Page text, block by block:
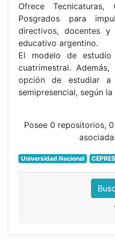
Ofrece
Posgrados para
directivos, docentes y
educativo argentino.
El modelo de
cuatrimestral.
opción de estudiar
semipresencial, según
Posee 0 repositorios,
Universidad Nacional